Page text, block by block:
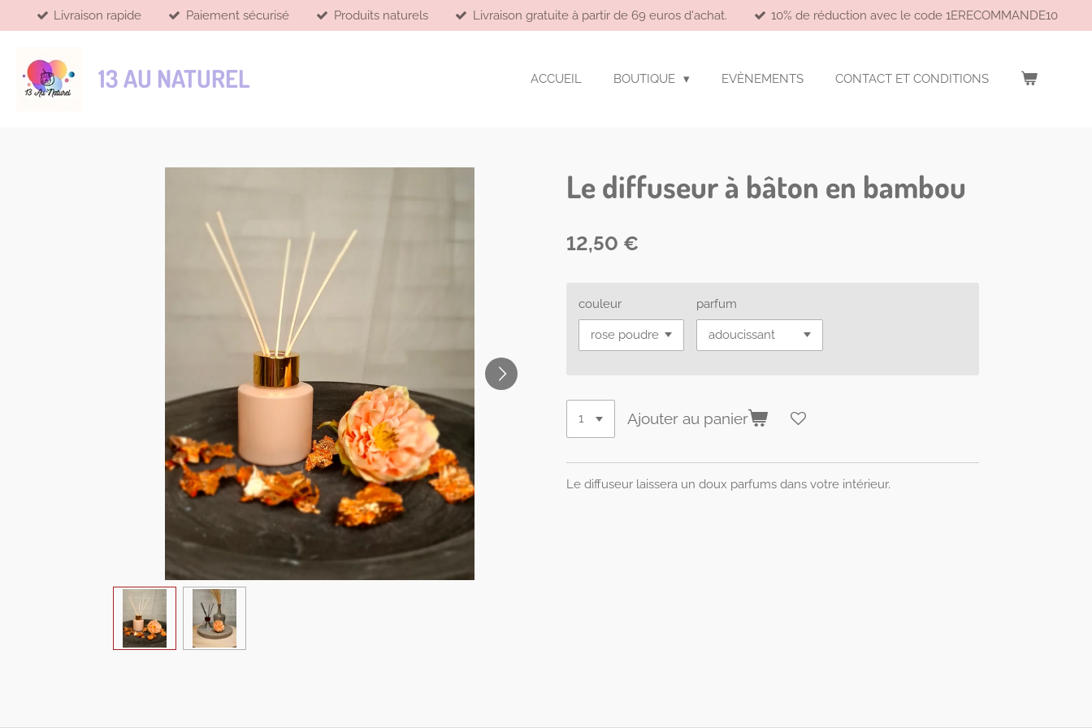
Passer
au
principal
Livraison rapide Paiement sécurisé Produits naturels Livraison gratuite à partir de 69 euros d'achat. 10% de réduction avec le code 1ERECOMMANDE10
13 AU NATUREL ACCUEIL BOUTIQUE EVÈNEMENTS CONTACT ET CONDITIONS
Le diffuseur à bâton en bambou
12,50 €
couleur parfum
Ajouter au panier
Le diffuseur laissera un doux parfums dans votre intérieur.